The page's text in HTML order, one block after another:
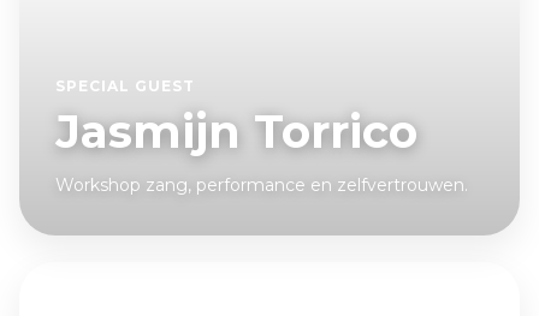
SPECIAL GUEST
Jasmijn Torrico
Workshop zang, performance en zelfvertrouwen.